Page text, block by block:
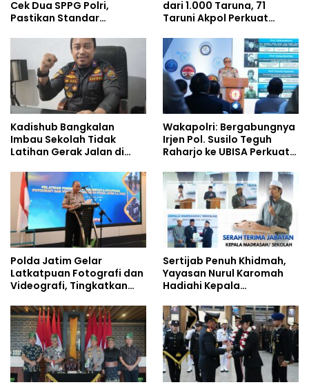
Cek Dua SPPG Polri,
Pastikan Standar
Pengelolaan Limbah
Berjalan Optimal
dari 1.000 Taruna, 71
Taruni Akpol Perkuat
Siswa Sekolah Rakyat
Kadishub Bangkalan
Imbau Sekolah Tidak
Latihan Gerak Jalan di
Wakapolri: Bergabungnya
Irjen Pol. Susilo Teguh
Raharjo ke UBISA Perkuat
Studi Kepolisian
Polda Jatim Gelar
Latkatpuan Fotografi dan
Videografi, Tingkatkan
Era Digital
Sertijab Penuh Khidmah,
Yayasan Nurul Karomah
Hadiahi Kepala
Umrah